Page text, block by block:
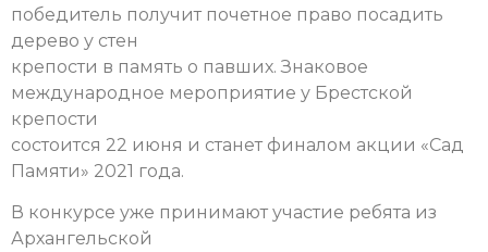
победитель получит почетное право посадить
дерево у стен
крепости в память о павших.Знаковое
международное мероприятие у Брестской
крепости
состоится 22 июня и станет финалом акции «Сад
Памяти» 2021 года.
В конкурсе уже принимают участие ребята из
Архангельской